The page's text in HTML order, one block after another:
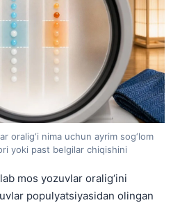
oralig‘i nima uchun ayrim sog‘lom
yoki past belgilar chiqishini
mos yozuvlar oralig‘ini
populyatsiyasidan olingan